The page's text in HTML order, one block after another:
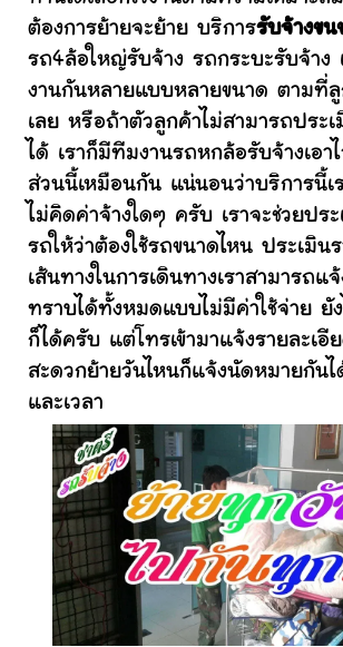
ต้องการย้ายจะย้าย บริการรับจ้างขน
รถ4ล้อใหญ่รับจ้าง รถกระบะรับจ้าง
งานกันหลายแบบหลายขนาด ตามที่ลู
เลย หรือถ้าตัวลูกค้าไม่สามารถประเ
ได้ เราก็มีทีมงานรถหกล้อรับจ้างเอา
ส่วนนี้เหมือนกัน แน่นอนว่าบริการนี้เ
ไม่คิดค่าจ้างใดๆ ครับ เราจะช่วยปร
รถให้ว่าต้องใช้รถขนาดไหน ประเมิน
เส้นทางในการเดินทางเราสามารถแ
ทราบได้ทั้งหมดแบบไม่มีค่าใช้จ่าย ยั
ก็ได้ครับ แต่โทรเข้ามาแจ้งรายละเอี
สะดวกย้ายวันไหนก็แจ้งนัดหมายกัน
และเวลา